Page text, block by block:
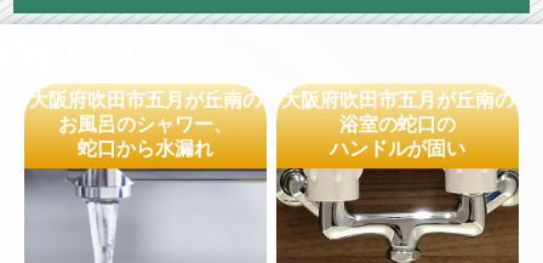
大阪府吹田市五月が丘南の
お風呂のシャワー、
蛇口から水漏れ
大阪府吹田市五月が丘南の
浴室の蛇口の
ハンドルが固い